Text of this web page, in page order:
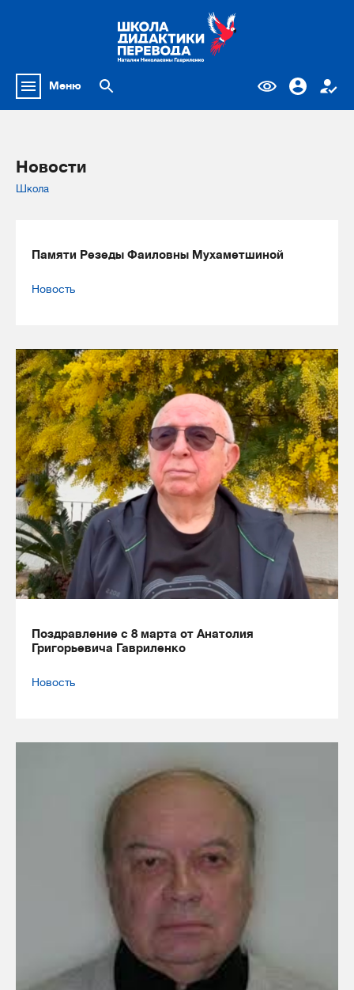
Меню
Новости
Школа
Памяти Резеды Фаиловны Мухаметшиной
Новость
Поздравление с 8 марта от Анатолия
Григорьевича Гавриленко
Новость